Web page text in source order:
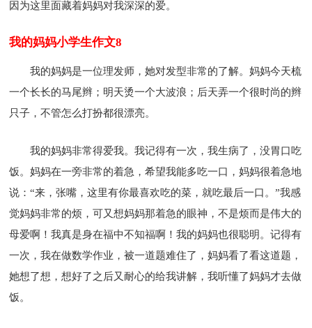
因为这里面藏着妈妈对我深深的爱。
我的妈妈小学生作文8
我的妈妈是一位理发师，她对发型非常的了解。妈妈今天梳
一个长长的马尾辫；明天烫一个大波浪；后天弄一个很时尚的辫
只子，不管怎么打扮都很漂亮。
我的妈妈非常得爱我。我记得有一次，我生病了，没胃口吃
饭。妈妈在一旁非常的着急，希望我能多吃一口，妈妈很着急地
说：“来，张嘴，这里有你最喜欢吃的菜，就吃最后一口。”我感
觉妈妈非常的烦，可又想妈妈那着急的眼神，不是烦而是伟大的
母爱啊！我真是身在福中不知福啊！我的妈妈也很聪明。记得有
一次，我在做数学作业，被一道题难住了，妈妈看了看这道题，
她想了想，想好了之后又耐心的给我讲解，我听懂了妈妈才去做
饭。